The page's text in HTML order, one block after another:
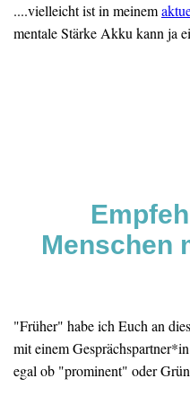
....vielleicht ist in meinem
mentale Stärke Akku kann ja
Menschen
"Früher" habe ich Euch an
mit einem
egal ob "prominent" oder